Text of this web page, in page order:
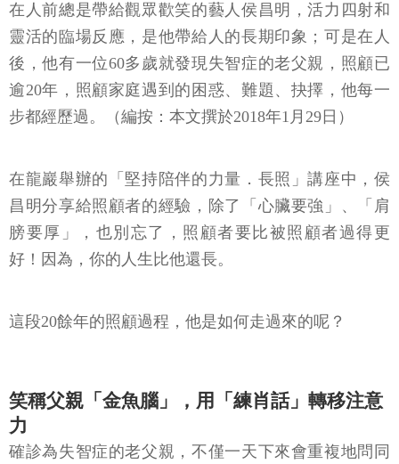
在人前總是帶給觀眾歡笑的藝人侯昌明，活力四射和
靈活的臨場反應，是他帶給人的長期印象；可是在人
後，他有一位60多歲就發現失智症的老父親，照顧已
逾20年，照顧家庭遇到的困惑、難題、抉擇，他每一
步都經歷過。（編按：本文撰於2018年1月29日）
在龍巖舉辦的「堅持陪伴的力量．長照」講座中，侯
昌明分享給照顧者的經驗，除了「心臟要強」、「肩
膀要厚」，也別忘了，照顧者要比被照顧者過得更
好！因為，你的人生比他還長。
這段20餘年的照顧過程，他是如何走過來的呢？
笑稱父親「金魚腦」，用「練肖話」轉移注意
力
確診為失智症的老父親，不僅一天下來會重複地問同